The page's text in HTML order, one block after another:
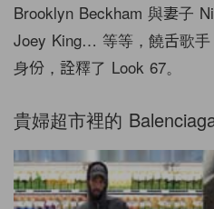
Brooklyn Beckham 與妻子
Joey King… 等等，饒舌歌
身份，詮釋了 Look 67。
貴婦超市裡的